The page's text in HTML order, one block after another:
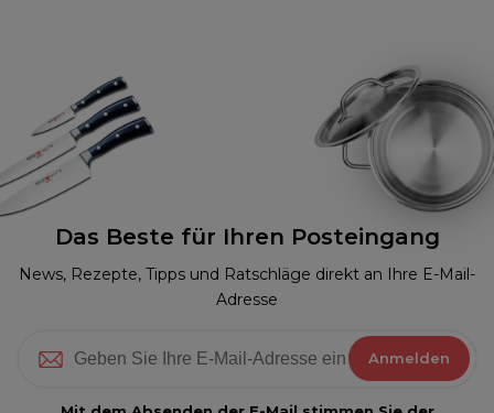
Das Beste für Ihren Posteingang
News, Rezepte, Tipps und Ratschläge direkt an Ihre E-Mail-
Adresse
Anmelden